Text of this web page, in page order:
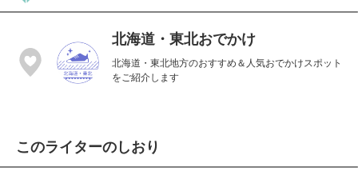
北海道・東北おでかけ
北海道・東北地方のおすすめ＆人気おでかけスポット
をご紹介します
このライターのしおり